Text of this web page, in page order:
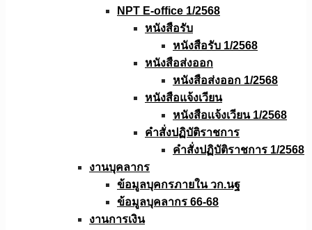
NPT E-office 1/2568
หนังสือรับ
หนังสือรับ 1/2568
หนังสือส่งออก
หนังสือส่งออก 1/2568
หนังสือแจ้งเวียน
หนังสือเเจ้งเวียน 1/2568
คำสั่งปฏิบัติราชการ
คำสั่งปฏิบัติราชการ 1/2568
งานบุคลากร
ข้อมูลบุคกรภายใน วก.นฐ
ข้อมูลบุคลากร 66-68
งานการเงิน